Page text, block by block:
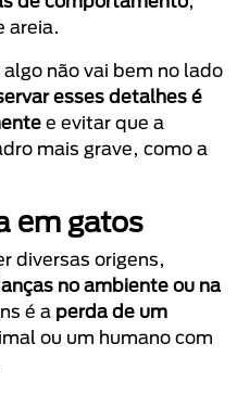
areia.
não vai bem no lado
esses detalhes é
e evitar que a
mais grave, como a
em gatos
diversas origens,
no ambiente ou na
é a perda de um
ou um humano com